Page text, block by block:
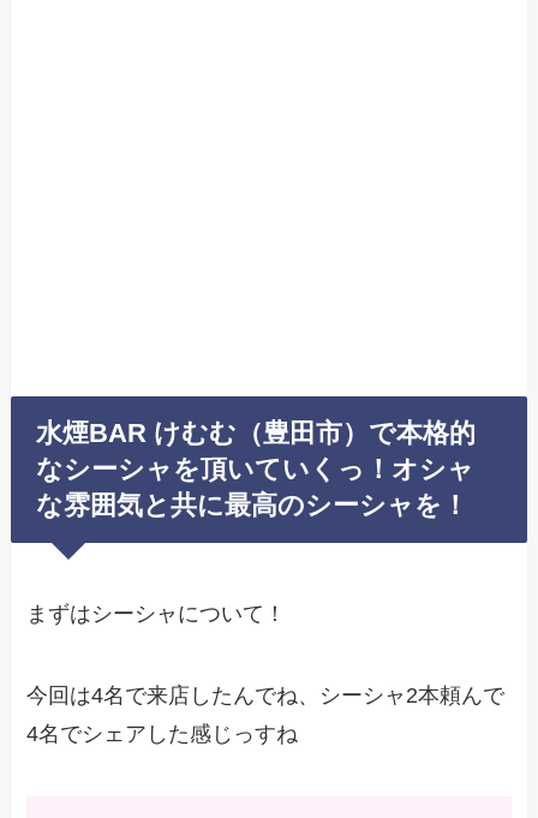
水煙BAR けむむ（豊田市）で本格的
なシーシャを頂いていくっ！オシャ
な雰囲気と共に最高のシーシャを！
まずはシーシャについて！
今回は4名で来店したんでね、シーシャ2本頼んで
4名でシェアした感じっすね